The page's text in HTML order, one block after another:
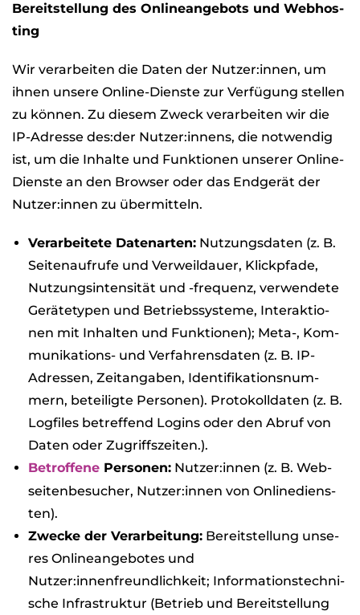
Bereit­stel­lung des Online­an­ge­bots und Web­hos­
ting
Wir ver­ar­bei­ten die Daten der Nutzer:innen, um
ihnen unsere Online-Dienste zur Ver­fü­gung stel­len
zu kön­nen. Zu die­sem Zweck ver­ar­bei­ten wir die
IP-Adresse des:der Nutzer:innens, die not­wen­dig
ist, um die Inhalte und Funk­tio­nen unse­rer Online-
Dienste an den Brow­ser oder das End­ge­rät der
Nutzer:innen zu über­mit­teln.
Ver­ar­bei­tete Daten­ar­ten: Nut­zungs­da­ten (z. B.
Sei­ten­auf­rufe und Ver­weil­dauer, Klick­pfade,
Nut­zungs­in­ten­si­tät und -fre­quenz, ver­wen­dete
Gerä­te­ty­pen und Betriebs­sys­teme, Inter­ak­tio­
nen mit Inhal­ten und Funk­tio­nen); Meta-, Kom­
mu­ni­ka­ti­ons- und Ver­fah­rens­da­ten (z. B. IP-
Adres­sen, Zeit­an­ga­ben, Iden­ti­fi­ka­ti­ons­num­
mern, betei­ligte Per­so­nen). Pro­to­koll­da­ten (z. B.
Log­files betref­fend Log­ins oder den Abruf von
Daten oder Zugriffs­zei­ten.).
Betrof­fene Per­so­nen: Nutzer:innen (z. B. Web­
sei­ten­be­su­cher, Nutzer:innen von Online­diens­
ten).
Zwe­cke der Ver­ar­bei­tung: Bereit­stel­lung unse­
res Online­an­ge­bo­tes und
Nutzer:innenfreundlichkeit; Infor­ma­ti­ons­tech­ni­
sche Infra­struk­tur (Betrieb und Bereit­stel­lung